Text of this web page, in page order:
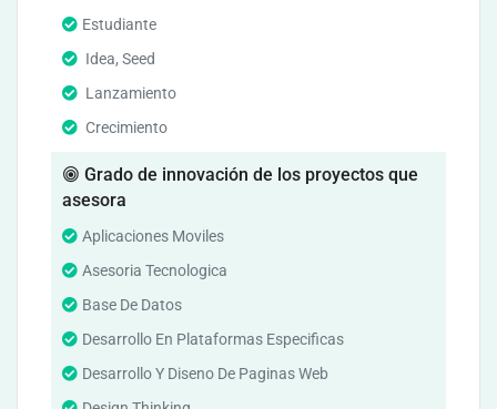
Estudiante
Idea, Seed
Lanzamiento
Crecimiento
Grado de innovación de los proyectos que
asesora
Aplicaciones Moviles
Asesoria Tecnologica
Base De Datos
Desarrollo En Plataformas Especificas
Desarrollo Y Diseno De Paginas Web